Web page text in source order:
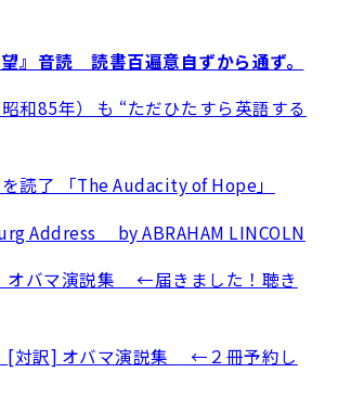
望』音読 読書百遍意自ずから通ず。
和85年） も “ただひたすら英語する
読了 「The Audacity of Hope」
Address by ABRAHAM LINCOLN
オバマ演説集 ←届きました！聴き
[対訳] オバマ演説集 ←２冊予約し